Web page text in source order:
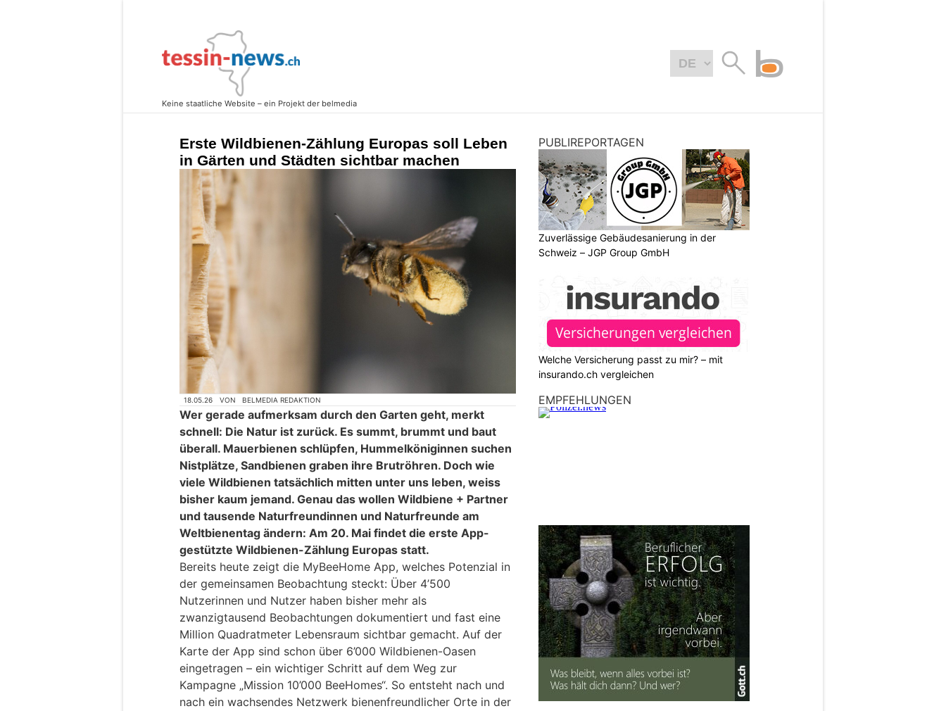
Erste Wildbienen-Zählung Europas soll Leben
in Gärten und Städten sichtbar machen
18.05.26 VON BELMEDIA REDAKTION
Wer gerade aufmerksam durch den Garten geht, merkt
schnell: Die Natur ist zurück. Es summt, brummt und baut
überall. Mauerbienen schlüpfen, Hummelköniginnen suchen
Nistplätze, Sandbienen graben ihre Brutröhren. Doch wie
viele Wildbienen tatsächlich mitten unter uns leben, weiss
bisher kaum jemand. Genau das wollen Wildbiene + Partner
und tausende Naturfreundinnen und Naturfreunde am
Weltbienentag ändern: Am 20. Mai findet die erste App-
gestützte Wildbienen-Zählung Europas statt.
Bereits heute zeigt die MyBeeHome App, welches Potenzial in
der gemeinsamen Beobachtung steckt: Über 4’500
Nutzerinnen und Nutzer haben bisher mehr als
zwanzigtausend Beobachtungen dokumentiert und fast eine
Million Quadratmeter Lebensraum sichtbar gemacht. Auf der
Karte der App sind schon über 6’000 Wildbienen-Oasen
eingetragen – ein wichtiger Schritt auf dem Weg zur
Kampagne „Mission 10’000 BeeHomes“. So entsteht nach und
nach ein wachsendes Netzwerk bienenfreundlicher Orte in der
PUBLIREPORTAGEN
Zuverlässige Gebäudesanierung in der
Schweiz – JGP Group GmbH
Welche Versicherung passt zu mir? – mit
insurando.ch vergleichen
EMPFEHLUNGEN